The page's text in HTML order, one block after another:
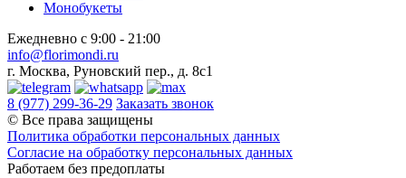
Монобукеты
Ежедневно с 9:00 - 21:00
info@florimondi.ru
г. Москва, Руновский пер., д. 8с1
8 (977) 299-36-29 Заказать звонок
© Все права защищены
Политика обработки персональных данных
Согласие на обработку персональных данных
Работаем без предоплаты